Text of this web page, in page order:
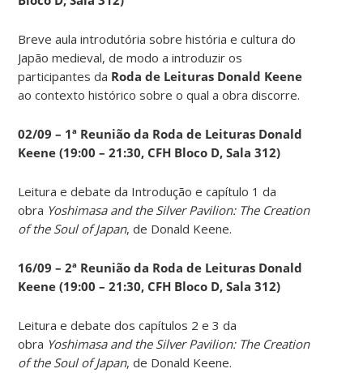
Breve aula introdutória sobre história e cultura do
Japão medieval, de modo a introduzir os
participantes da Roda de Leituras Donald Keene
ao contexto histórico sobre o qual a obra discorre.
02/09 – 1ª Reunião da Roda de Leituras Donald
Keene (19:00 – 21:30, CFH Bloco D, Sala 312)
Leitura e debate da Introdução e capítulo 1 da
obra Yoshimasa and the Silver Pavilion: The Creation
of the Soul of Japan, de Donald Keene.
16/09 – 2ª Reunião da Roda de Leituras Donald
Keene (19:00 – 21:30, CFH Bloco D, Sala 312)
Leitura e debate dos capítulos 2 e 3 da
obra Yoshimasa and the Silver Pavilion: The Creation
of the Soul of Japan, de Donald Keene.